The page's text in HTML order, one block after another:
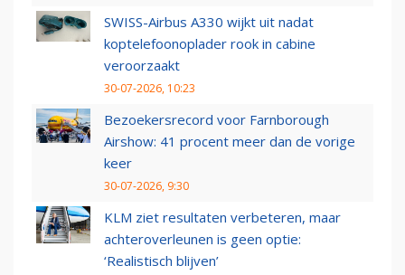
SWISS-Airbus A330 wijkt uit nadat
koptelefoonoplader rook in cabine
veroorzaakt
30-07-2026, 10:23
Bezoekersrecord voor Farnborough
Airshow: 41 procent meer dan de vorige
keer
30-07-2026, 9:30
KLM ziet resultaten verbeteren, maar
achteroverleunen is geen optie:
‘Realistisch blijven’